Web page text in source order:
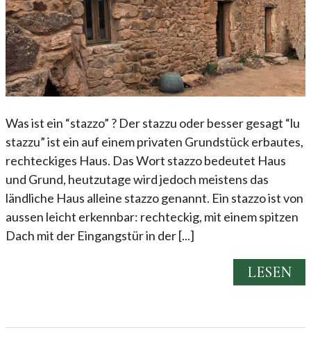
Was ist ein “stazzo” ? Der stazzu oder besser gesagt “lu
stazzu” ist ein auf einem privaten Grundstück erbautes,
rechteckiges Haus. Das Wort stazzo bedeutet Haus
und Grund, heutzutage wird jedoch meistens das
ländliche Haus alleine stazzo genannt. Ein stazzo ist von
aussen leicht erkennbar: rechteckig, mit einem spitzen
Dach mit der Eingangstür in der [...]
LESEN